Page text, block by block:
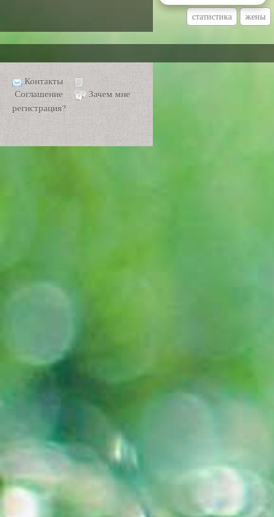
статистика жены
Контакты
Соглашение
Зачем мне
регистрация?